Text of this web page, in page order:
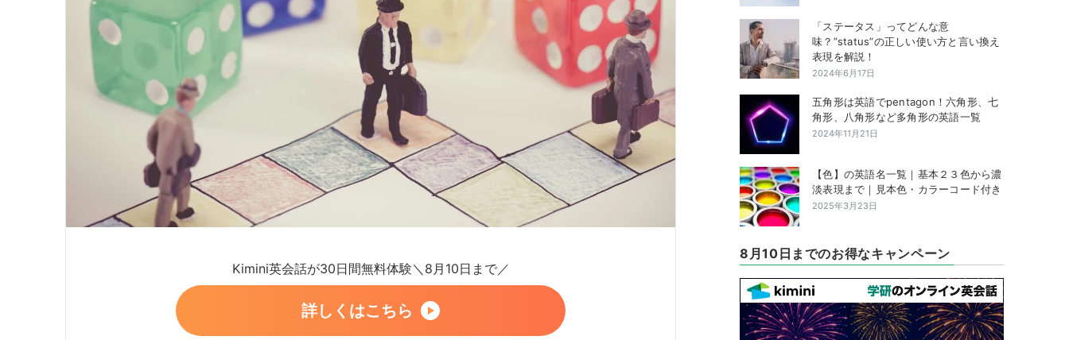
Kimini英会話が30日間無料体験＼8月10日まで／
詳しくはこちら
「ステータス」ってどんな意
味？”status”の正しい使い方と言い換え
表現を解説！
2024年6月17日
五角形は英語でpentagon！六角形、七
角形、八角形など多角形の英語一覧
2024年11月21日
【色】の英語名一覧｜基本２３色から濃
淡表現まで｜見本色・カラーコード付き
2025年3月23日
8月10日までのお得なキャンペーン